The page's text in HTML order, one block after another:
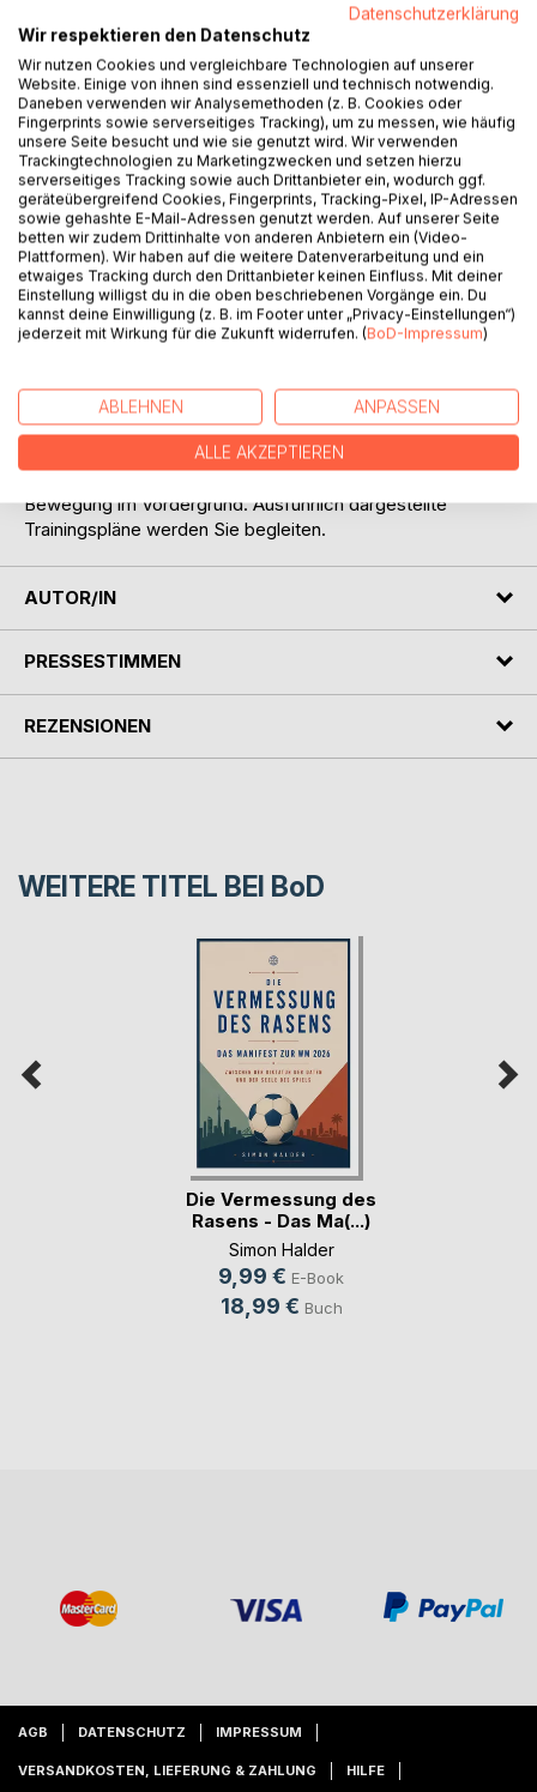
BESCHREIBUNG
In unserem Jahrhundert wird deutlich, dass gerade
Bewegung ein ganz besonders wertvolles und zugleich
äußerst einfach anzuwendendes Medikament ist und
obendrauf vollbio und ganz ohne Nebenwirkungen.
Lassen Sie sich an die Hand nehmen und folgen Sie ein
Sie werden etwas darüber erfahren, wie Sie Ihr
persönliches Bewegen individuell gestalten könnten, um
Ihre Gesundheit und Ihr Wohlbefinden durch Bewegung zu
unterstützen. Dabei steht der Energieumsatz durch
Bewegung im Vordergrund. Ausführlich dargestellte
Trainingspläne werden Sie begleiten.
AUTOR/IN
PRESSESTIMMEN
REZENSIONEN
WEITERE TITEL BEI BoD
Die Vermessung des
Rasens - Das Ma(...)
Simon Halder
9,99 € E-Book
18,99 € Buch
AGB DATENSCHUTZ IMPRESSUM
VERSANDKOSTEN, LIEFERUNG & ZAHLUNG HILFE
Datenschutzerklärung
Wir respektieren den Datenschutz
Wir nutzen Cookies und vergleichbare Technologien auf unserer
Website. Einige von ihnen sind essenziell und technisch notwendig.
Daneben verwenden wir Analysemethoden (z. B. Cookies oder
Fingerprints sowie serverseitiges Tracking), um zu messen, wie häufig
unsere Seite besucht und wie sie genutzt wird. Wir verwenden
Trackingtechnologien zu Marketingzwecken und setzen hierzu
serverseitiges Tracking sowie auch Drittanbieter ein, wodurch ggf.
geräteübergreifend Cookies, Fingerprints, Tracking-Pixel, IP-Adressen
sowie gehashte E-Mail-Adressen genutzt werden. Auf unserer Seite
betten wir zudem Drittinhalte von anderen Anbietern ein (Video-
Plattformen). Wir haben auf die weitere Datenverarbeitung und ein
etwaiges Tracking durch den Drittanbieter keinen Einfluss. Mit deiner
Einstellung willigst du in die oben beschriebenen Vorgänge ein. Du
kannst deine Einwilligung (z. B. im Footer unter „Privacy-Einstellungen“)
jederzeit mit Wirkung für die Zukunft widerrufen. (BoD-Impressum)
ABLEHNEN ANPASSEN
ALLE AKZEPTIEREN